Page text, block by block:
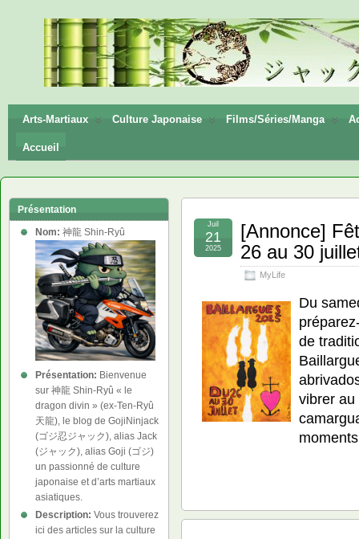
神龍
Shin-
Ryū
Arts-Martiaux Culture Japonaise Films/Séries/Manga
Accueil
[Annonce]
26 au 30
MyLife
Juil
21
2025
Du
de
vibrer au
Présentation
Nom: 神龍 Shin-Ryû
Présentation: Bienvenue
sur 神龍 Shin-Ryû « le
dragon divin » (ex-Ten-Ryû
天龍), le blog de GojiNinjack
(ゴジ忍ジャック), alias Jack
(ジャック), alias Goji (ゴジ)
un passionné de culture
japonaise et d’arts martiaux
asiatiques.
Description: Vous trouverez
ici des articles sur la culture